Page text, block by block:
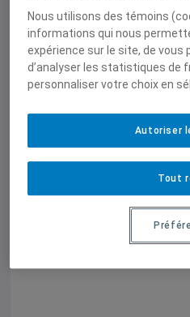
rapport entre la
l’idée d’homo sacer
proposant que le
se construit à
c’est-à-dire, un lieu
l’ordre juridique – qui
paradoxalement, au
Local J-1060
Pavillon Judith-
Nous utilisons des témoins
informations qui nous
expérience sur le site, de vous
d’analyser les statistiques de
personnaliser votre choix en
Tout
Autoriser